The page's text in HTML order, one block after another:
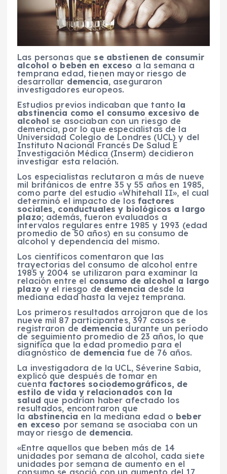
Las personas que se abstienen de consumir
alcohol o beben en exceso a la semana a
temprana edad, tienen mayor riesgo de
desarrollar demencia, aseguraron
investigadores europeos.
Estudios previos indicaban que tanto la
abstinencia como el consumo excesivo de
alcohol se asociaban con un riesgo de
demencia, por lo que especialistas de la
Universidad Colegio de Londres (UCL) y del
Instituto Nacional Francés De Salud E
Investigación Médica (Inserm) decidieron
investigar esta relación.
Los especialistas reclutaron a más de nueve
mil británicos de entre 35 y 55 años en 1985,
como parte del estudio «Whitehall II», el cual
determinó el impacto de losfactores
sociales, conductuales y biológicos a largo
plazo; además, fueron evaluados a
intervalos regulares entre 1985 y 1993 (edad
promedio de 50 años) en su consumo de
alcohol y dependencia del mismo.
Los científicos comentaron que las
trayectorias del consumo de alcohol entre
1985 y 2004 se utilizaron para examinar la
relación entre el consumo de alcohol a largo
plazo y el riesgo de demencia desde la
mediana edad hasta la vejez temprana.
Los primeros resultados arrojaron que de los
nueve mil 87 participantes, 397 casos se
registraron de demencia durante un período
de seguimiento promedio de 23 años, lo que
significa que la edad promedio para el
diagnóstico de demencia fue de 76 años.
La investigadora de la UCL, Séverine Sabia,
explicó que después de tomar en
cuentafactores sociodemográficos, de
estilo de vida y relacionados con la
salud que podrían haber afectado los
resultados, encontraron que
la abstinencia en la mediana edad o beber
en exceso por semana se asociaba con un
mayor riesgo de demencia.
«Entre aquellos que beben más de 14
unidades por semana de alcohol, cada siete
unidades por semana de aumento en el